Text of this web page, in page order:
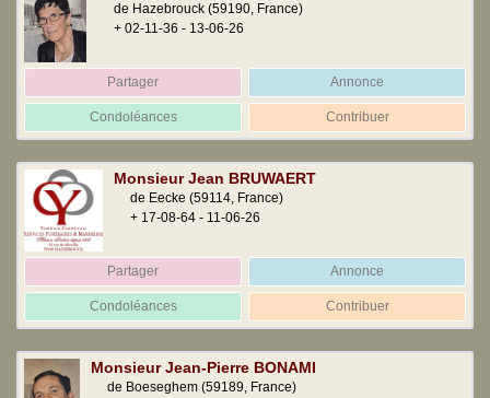
de Hazebrouck (59190, France)
+ 02-11-36 - 13-06-26
Partager Annonce
Condoléances Contribuer
Monsieur Jean BRUWAERT
de Eecke (59114, France)
+ 17-08-64 - 11-06-26
Partager Annonce
Condoléances Contribuer
Monsieur Jean-Pierre BONAMI
de Boeseghem (59189, France)